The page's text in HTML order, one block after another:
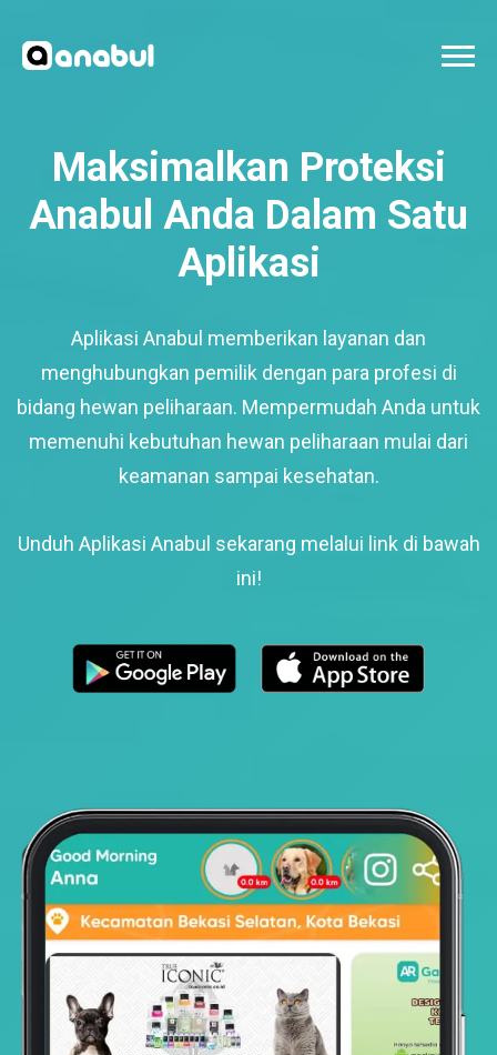
Maksimalkan Proteksi
Anabul Anda Dalam Satu
Aplikasi
Aplikasi Anabul memberikan layanan dan
menghubungkan pemilik dengan para profesi di
bidang hewan peliharaan. Mempermudah Anda untuk
memenuhi kebutuhan hewan peliharaan mulai dari
keamanan sampai kesehatan.
Unduh Aplikasi Anabul sekarang melalui link di bawah
ini!